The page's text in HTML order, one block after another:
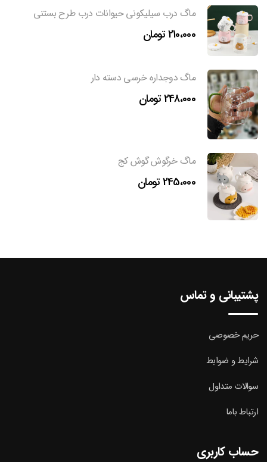
ماگ درب سیلیکونی حیوانات درب طرح بستنی
210،000تومان
ماگ دوجداره خرسی دسته دار
248،000تومان
ماگ خرگوش گوش کج
245،000تومان
پشتیبانی و تماس
حریم خصوصی
شرایط و ضوابط
سوالات متداول
ارتباط باما
حساب کاربری